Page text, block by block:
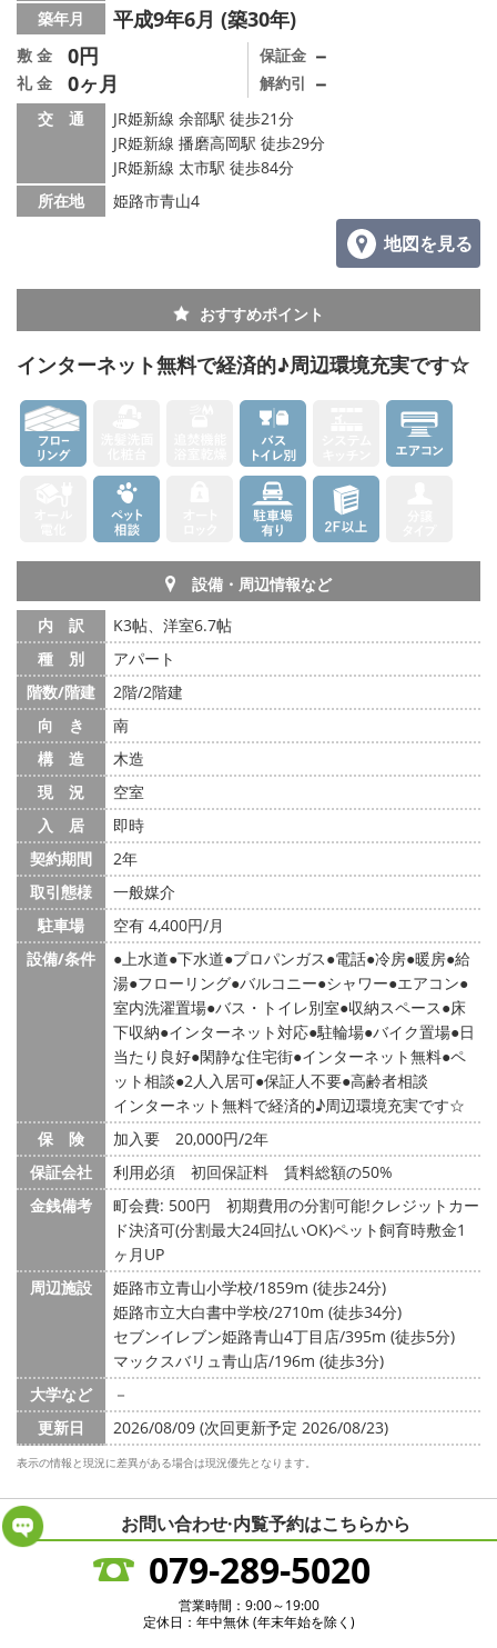
スタッフ募集中
店舗情報·アクセス
メールでお問い合わせ
築年月 平成9年6月 (築30年)
敷 金 0円
礼 金 0ヶ月
保証金 －
解約引 －
交 通
JR姫新線 余部駅 徒歩21分
JR姫新線 播磨高岡駅 徒歩29分
JR姫新線 太市駅 徒歩84分
所在地
姫路市青山4
地図を見る
おすすめポイント
インターネット無料で経済的♪周辺環境充実です☆
設備・周辺情報など
内 訳
K3帖、洋室6.7帖
種 別
アパート
階数/階建
2階/2階建
向 き
南
構 造
木造
現 況
空室
入 居
即時
契約期間
2年
取引態様
一般媒介
駐車場
空有 4,400円/月
設備/条件
上水道 下水道 プロパンガス 電話 冷房 暖房 給
湯 フローリング バルコニー シャワー エアコン
室内洗濯置場 バス・トイレ別室 収納スペース 床
下収納 インターネット対応 駐輪場 バイク置場 日
当たり良好 閑静な住宅街 インターネット無料 ペ
ット相談 2人入居可 保証人不要 高齢者相談
インターネット無料で経済的♪周辺環境充実です☆
保 険
加入要 20,000円/2年
保証会社
利用必須 初回保証料 賃料総額の50%
金銭備考
町会費: 500円
初期費用の分割可能!クレジットカー
ド決済可(分割最大24回払いOK)ペット飼育時敷金1
ヶ月UP
周辺施設
姫路市立青山小学校/1859m (徒歩24分)
姫路市立大白書中学校/2710m (徒歩34分)
セブンイレブン姫路青山4丁目店/395m (徒歩5分)
マックスバリュ青山店/196m (徒歩3分)
大学など
－
更新日
2026/08/09 (次回更新予定 2026/08/23)
表示の情報と現況に差異がある場合は現況優先となります。
お問い合わせ·内覧予約はこちらから
079-289-5020
営業時間：9:00～19:00
定休日：年中無休 (年末年始を除く)